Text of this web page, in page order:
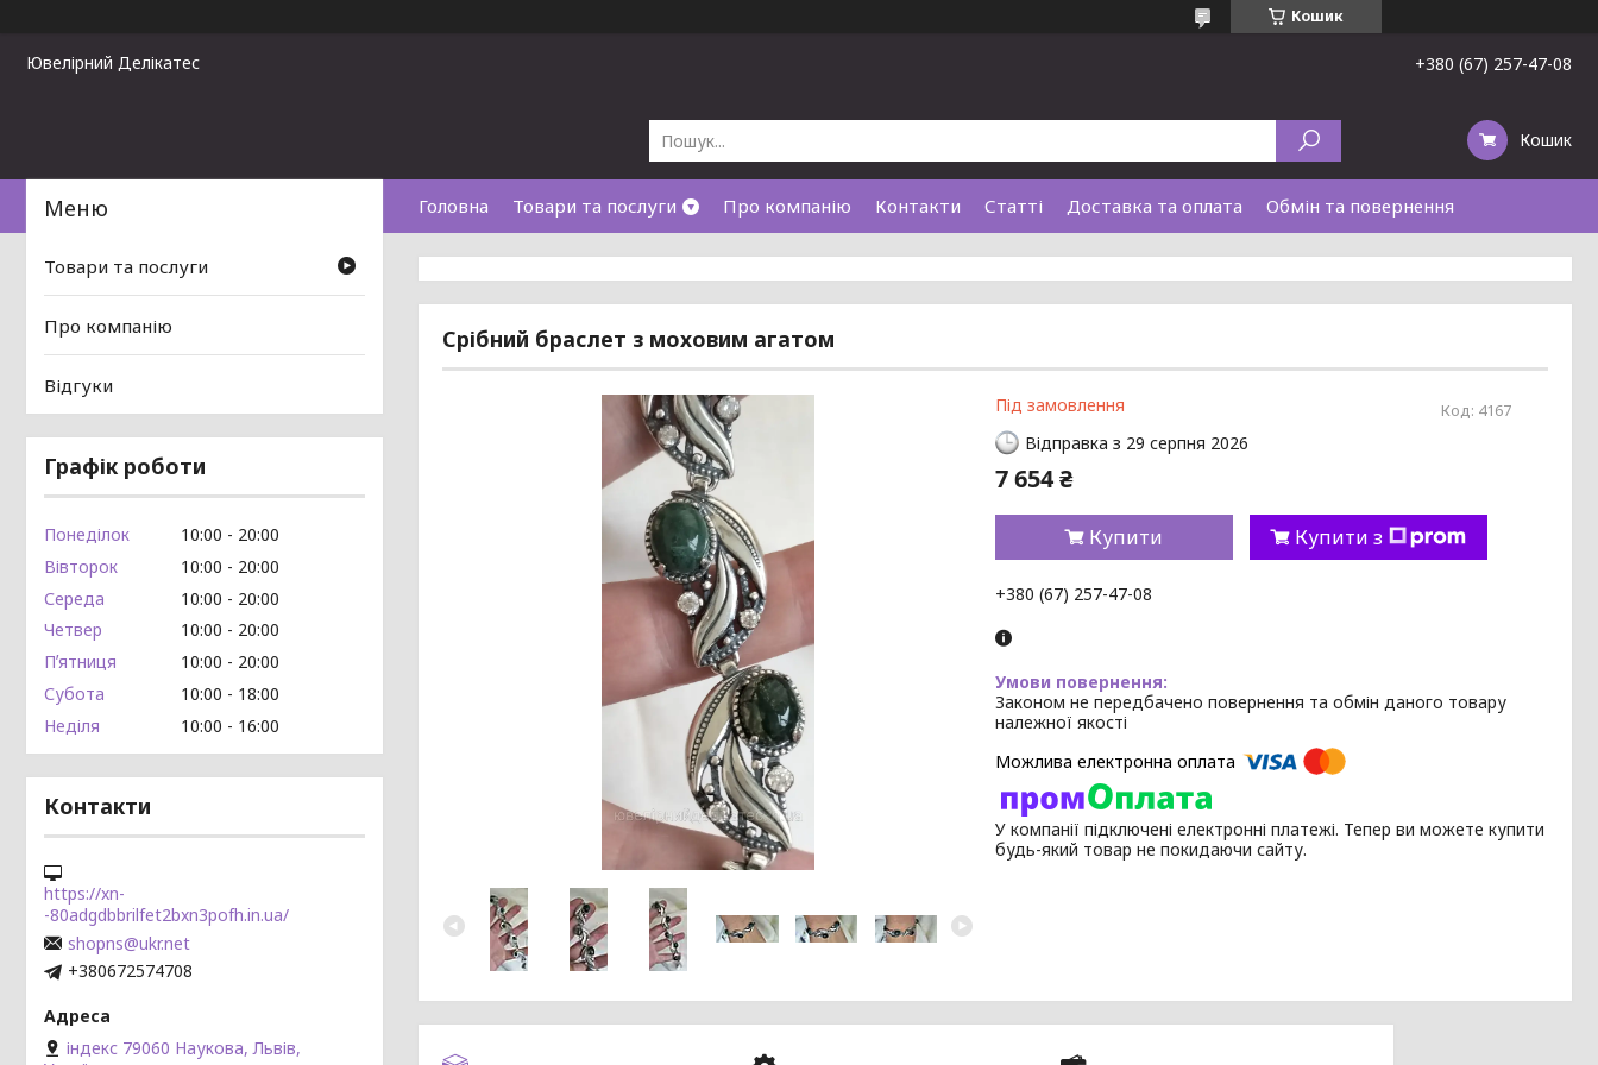
Кошик
Ювелірний Делікатес +380 (67) 257-47-08
Кошик
Головна Товари та послуги Про компанію Контакти Статті Доставка та оплата Обмін та повернення
Срібний браслет з моховим агатом
Під замовлення Код: 4167
Відправка з 29 серпня 2026
7 654 ₴
Купити Купити з
+380 (67) 257-47-08
Законом не передбачено повернення та обмін даного товару
належної якості
У компанії підключені електронні платежі. Тепер ви можете купити
будь-який товар не покидаючи сайту.
Товари та послуги
Про компанію
Відгуки
Графік роботи
Понеділок 10:00
20:00
Вівторок
10:00
20:00
Середа
10:00
20:00
Четвер
10:00
20:00
Пʼятниця
10:00
20:00
Субота
10:00
18:00
Неділя
10:00 16:00
Контакти
https://xn-
-80adgdbbrilfet2bxn3pofh.in.ua/
shopns@ukr.net
+380672574708
індекс 79060 Наукова, Львів,